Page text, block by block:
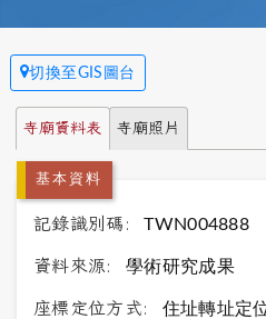
切換至GIS圖台
寺廟資料表 寺廟照片
基本資料
記錄識別碼: TWN004888
資料來源: 學術研究成果
座標定位方式: 住址轉址定